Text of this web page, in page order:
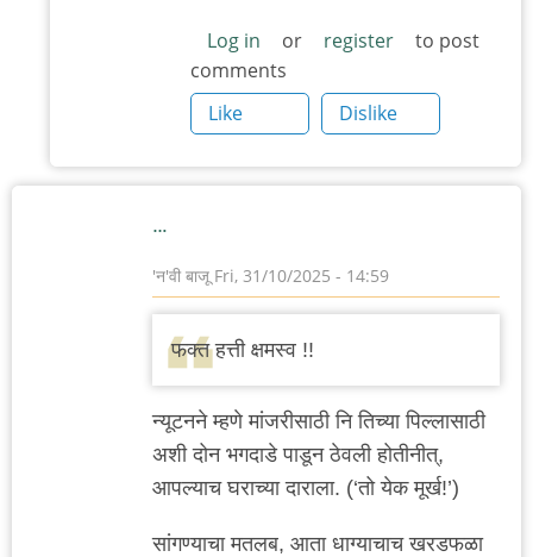
Log in or register
to post
comments
Like
Dislike
…
'न'वी बाजू Fri, 31/10/2025 - 14:59
फक्त हत्ती क्षमस्व !!
न्यूटनने म्हणे मांजरीसाठी नि तिच्या पिल्लासाठी
अशी दोन भगदाडे पाडून ठेवली होतीनीत्,
आपल्याच घराच्या दाराला. (‘तो येक मूर्ख!’)
सांगण्याचा मतलब, आता धाग्याचाच खरडफळा